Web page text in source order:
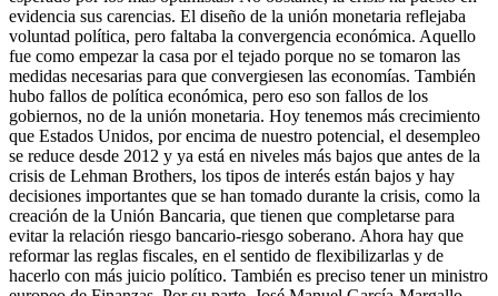
evidencia sus carencias. El diseño de la unión monetaria reflejaba
voluntad política, pero faltaba la convergencia económica. Aquello
fue como empezar la casa por el tejado porque no se tomaron las
medidas necesarias para que convergiesen las economías. También
hubo fallos de política económica, pero eso son fallos de los
gobiernos, no de la unión monetaria. Hoy tenemos más crecimiento
que Estados Unidos, por encima de nuestro potencial, el desempleo
se reduce desde 2012 y ya está en niveles más bajos que antes de la
crisis de Lehman Brothers, los tipos de interés están bajos y hay
decisiones importantes que se han tomado durante la crisis, como la
creación de la Unión Bancaria, que tienen que completarse para
evitar la relación riesgo bancario-riesgo soberano. Ahora hay que
reformar las reglas fiscales, en el sentido de flexibilizarlas y de
hacerlo con más juicio político. También es preciso tener un ministro